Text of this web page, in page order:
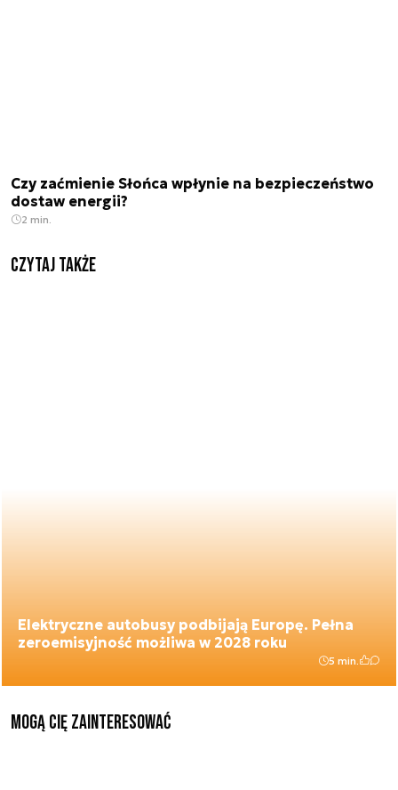
Czy zaćmienie Słońca wpłynie na bezpieczeństwo
dostaw energii?
2 min.
Czytaj także
Elektryczne autobusy podbijają Europę. Pełna
zeroemisyjność możliwa w 2028 roku
5 min.
Mogą Cię zainteresować